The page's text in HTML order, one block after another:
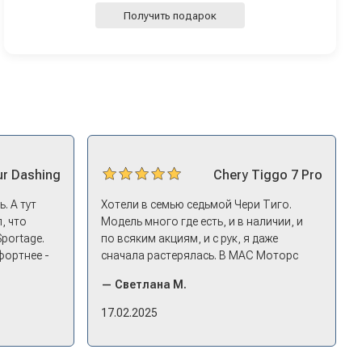
Получить подарок
Dashing
А тут
что
-
- и
Chery Tiggo 7 Pro
Хотели в семью седьмой Чери Тиго.
Модель много где есть, и в наличии, и
по всяким акциям, и с рук, я даже
сначала растерялась. В МАС Моторс
откликнулись. Менеджер пригласил
посмотреть комплектации в наличии,
— Светлана М.
17.02.2025